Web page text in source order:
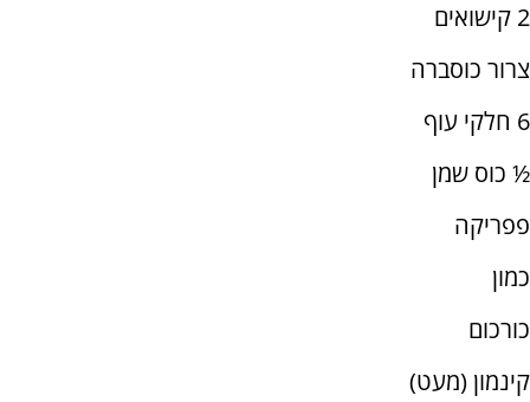
2 קישואים
צרור כוסברה
6 חלקי עוף
½ כוס שמן
פפריקה
כמון
כורכום
קינמון (מעט)